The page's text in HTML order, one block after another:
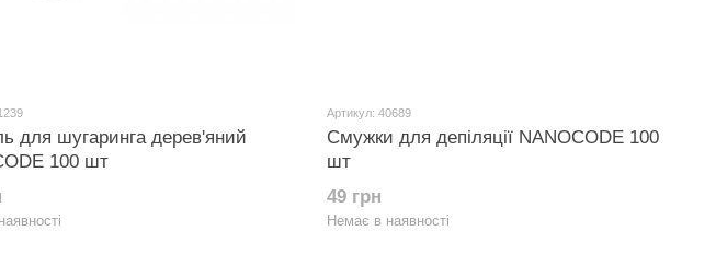
для шугаринга дерев'яний
100 шт
Артикул: 40689
Смужки для депіляції NANOCODE 100
шт
49 грн
Немає в наявності